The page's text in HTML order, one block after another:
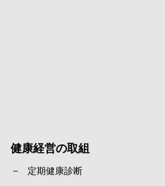
健康経営の取組
定期健康診断